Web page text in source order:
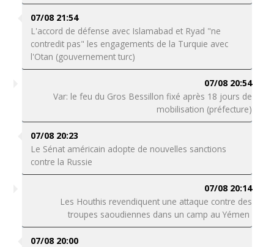
07/08 21:54
L'accord de défense avec Islamabad et Ryad "ne
contredit pas" les engagements de la Turquie avec
l'Otan (gouvernement turc)
07/08 20:54
Var: le feu du Gros Bessillon fixé après 18 jours de
mobilisation (préfecture)
07/08 20:23
Le Sénat américain adopte de nouvelles sanctions
contre la Russie
07/08 20:14
Les Houthis revendiquent une attaque contre des
troupes saoudiennes dans un camp au Yémen
07/08 20:00